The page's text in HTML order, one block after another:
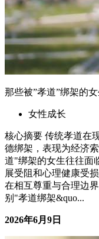
2026年6月9日